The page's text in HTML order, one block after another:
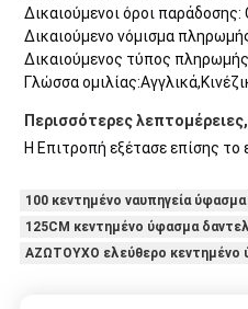
Δικαιούμενοι όροι παράδοσης:
Δικαιούμενο νόμισμα
Δικαιούμενος τύπος
Γλώσσα
Περισσότερες
Η Επιτροπή εξέτασε επίσης
100 κεντημένο ναυπηγεία
125CM κεντημένο ύφασμα
ΑΖΩΤΟΥΧΟ ελεύθερο κεντημένο